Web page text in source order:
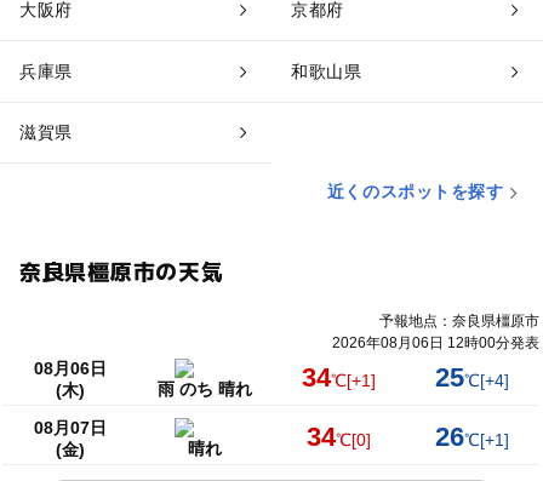
大阪府 京都府
兵庫県 和歌山県
滋賀県
近くのスポットを探す
奈良県橿原市の天気
予報地点：奈良県橿原市
2026年08月06日 12時00分発表
08月06日
(木)
雨 のち 晴れ 34℃[+1] 25℃[+4]
08月07日
(金)
晴れ 34℃[0] 26℃[+1]